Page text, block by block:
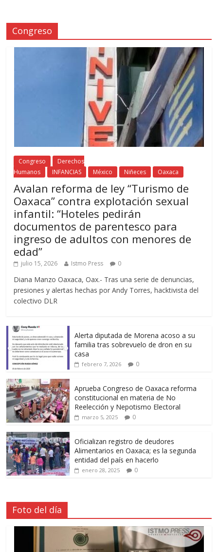
Congreso
Congreso
Derechos
Humanos
INFANCIAS México Niñeces Oaxaca
Avalan reforma de ley “Turismo de
Oaxaca” contra explotación sexual
infantil: “Hoteles pedirán
documentos de parentesco para
ingreso de adultos con menores de
edad”
julio 15, 2026 Istmo Press 0
Diana Manzo Oaxaca, Oax.- Tras una serie de denuncias,
presiones y alertas hechas por Andy Torres, hacktivista del
colectivo DLR
Alerta diputada de Morena acoso a su
familia tras sobrevuelo de dron en su
casa
febrero 7, 2026 0
Aprueba Congreso de Oaxaca reforma
constitucional en materia de No
Reelección y Nepotismo Electoral
marzo 5, 2025 0
Oficializan registro de deudores
Alimentarios en Oaxaca; es la segunda
entidad del país en hacerlo
enero 28, 2025 0
Foto del día